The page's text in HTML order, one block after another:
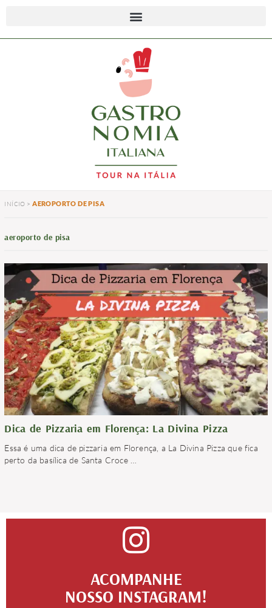
INÍCIO >AEROPORTO DE PISA
aeroporto de pisa
Dica de Pizzaria em Florença: La Divina Pizza
Essa é uma dica de pizzaria em Florença, a La Divina Pizza que fica
perto da basílica de Santa Croce
ACOMPANHE
NOSSO INSTAGRAM!